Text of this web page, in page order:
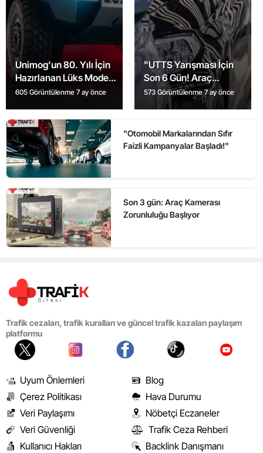
Unimog'un 80. Yılı İçin
Hazırlanan Lüks Model
Tanıtıldı: İşte Detaylar!
605 Görüntülenme 7 ay önce
"UTTS Yarışması İçin
Son 6 Gün! Araç
Sahipleri Uyarıldı"
573 Görüntülenme7 ay önce
"Otomobil Markalarından Sıfır
Faizli Kampanyalar Başladı!"
Son 3 gün: Araç Kamerası
Zorunluluğu Başlıyor
Trafik cezaları, trafik kuralları ve güncel trafik kazaları paylaşım
platformu
Uyum Önlemleri
Çerez Politikası
Veri Paylaşımı
Veri Güvenliği
Kullanıcı Hakları
Blog
Hava Durumu
Nöbetçi Eczaneler
Trafik Ceza Rehberi
Backlink Danışmanı